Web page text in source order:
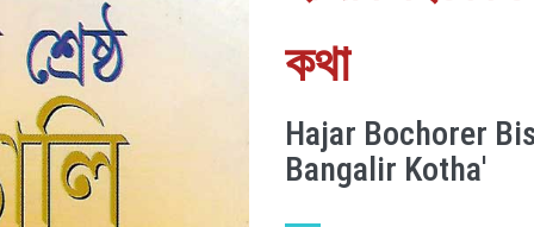
কথা
Hajar Bochorer
Bangalir Kotha'